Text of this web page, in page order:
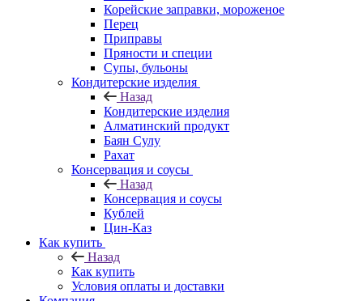
Корейские заправки, мороженое
Перец
Приправы
Пряности и специи
Супы, бульоны
Кондитерские изделия
Назад
Кондитерские изделия
Алматинский продукт
Баян Сулу
Рахат
Консервация и соусы
Назад
Консервация и соусы
Кублей
Цин-Каз
Как купить
Назад
Как купить
Условия оплаты и доставки